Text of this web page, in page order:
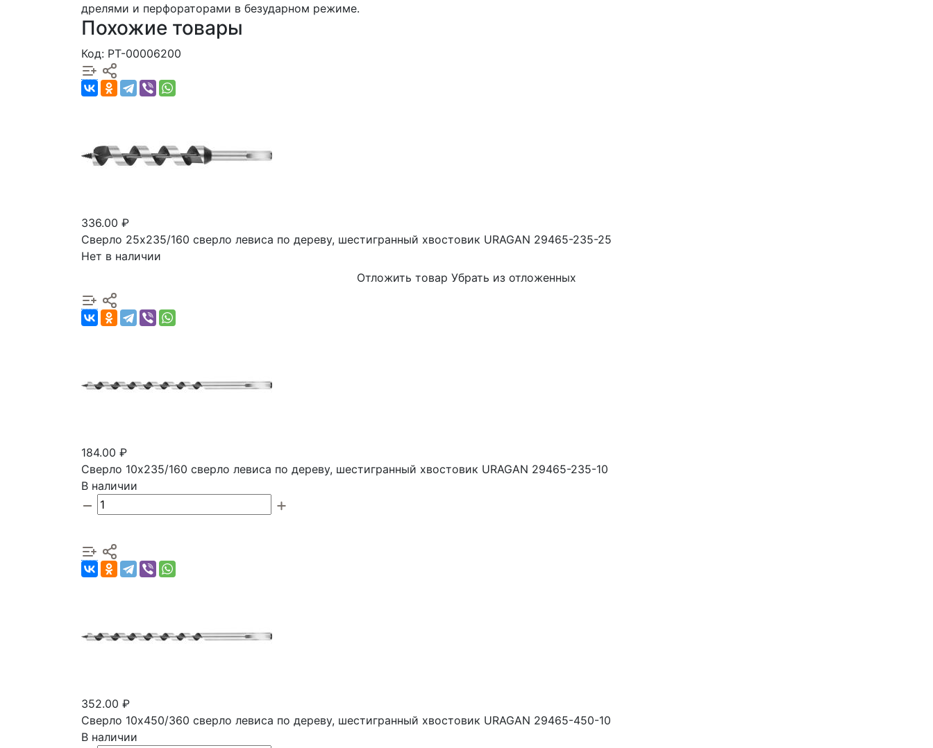
дрелями и перфораторами в безударном режиме.
Похожие товары
Код: РТ-00006200
336.00 ₽
Сверло 25х235/160 сверло левиса по дереву, шестигранный хвостовик URAGAN 29465-235-25
Нет в наличии
Отложить товар Убрать из отложенных
184.00 ₽
Сверло 10х235/160 сверло левиса по дереву, шестигранный хвостовик URAGAN 29465-235-10
В наличии
352.00 ₽
Сверло 10х450/360 сверло левиса по дереву, шестигранный хвостовик URAGAN 29465-450-10
В наличии